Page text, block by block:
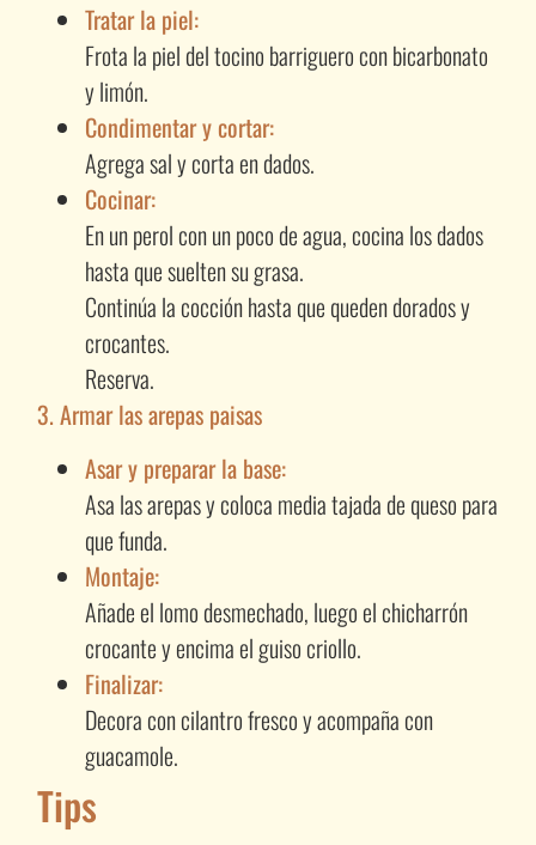
Tratar la piel:
Frota la piel del tocino barriguero con bicarbonato
y limón.
Condimentar y cortar:
Agrega sal y corta en dados.
Cocinar:
En un perol con un poco de agua, cocina los dados
hasta que suelten su grasa.
Continúa la cocción hasta que queden dorados y
crocantes.
Reserva.
3. Armar las arepas paisas
Asar y preparar la base:
Asa las arepas y coloca media tajada de queso para
que funda.
Montaje:
Añade el lomo desmechado, luego el chicharrón
crocante y encima el guiso criollo.
Finalizar:
Decora con cilantro fresco y acompaña con
guacamole.
Tips